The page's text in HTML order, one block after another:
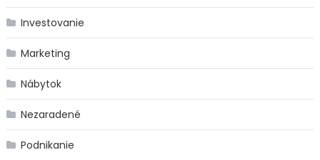
Investovanie
Marketing
Nábytok
Nezaradené
Podnikanie